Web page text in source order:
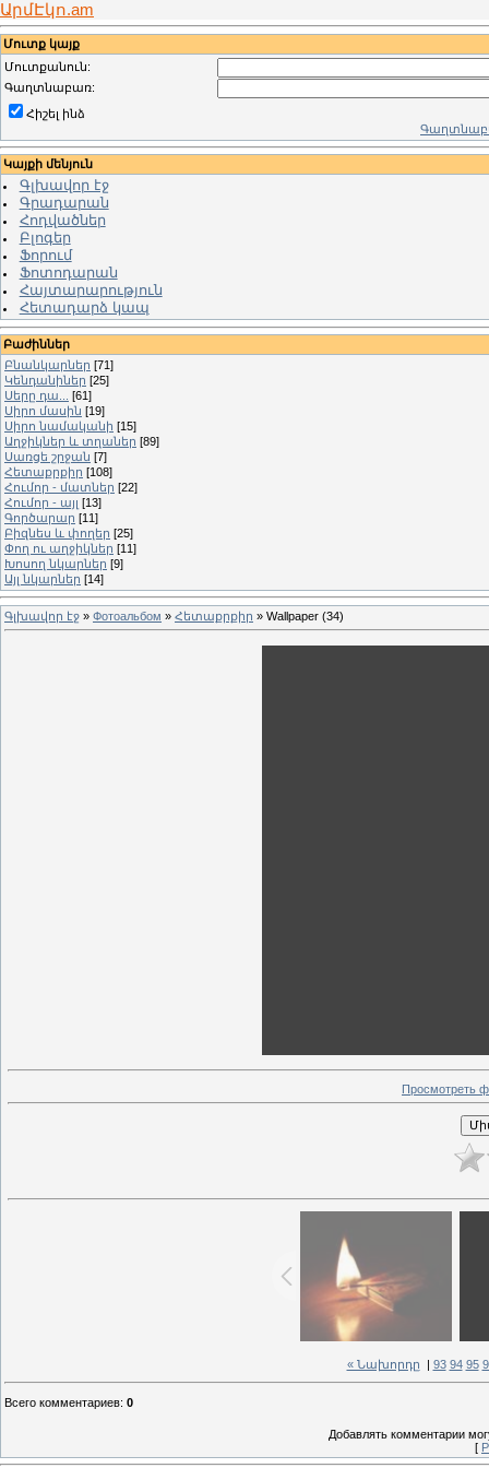
ԱրմԷկո.am
Մուտք կայք
Մուտքանուն:
Գաղտնաբառ:
Հիշել ինձ
Կայքի մենյուն
Գլխավոր էջ
Գրադարան
Հոդվածներ
Բլոգեր
Ֆորում
Ֆոտոդարան
Հայտարարություն
Հետադարձ կապ
Բաժիններ
Բնանկարներ [71]
Կենդանիներ [25]
Սերը դա...
[61]
Սիրո մասին [19]
Սիրո նամականի [15]
Աղջիկներ և տղաներ [89]
Սառցե շրջան [7]
Հետաքրքիր [108]
Հումոր - մատներ [22]
Հումոր - այլ [13]
Գործարար [11]
Բիզնես և փողեր [25]
Փող ու աղջիկներ [11]
Խոսող նկարներ [9]
Այլ նկարներ [14]
Գլխավոր էջ » Фотоальбом » Հետաքրքիր » Wallpaper (34)
Просмотреть
« Նախորդը 93 94 95
Всего комментариев: 0
Добавлять комментарии
[